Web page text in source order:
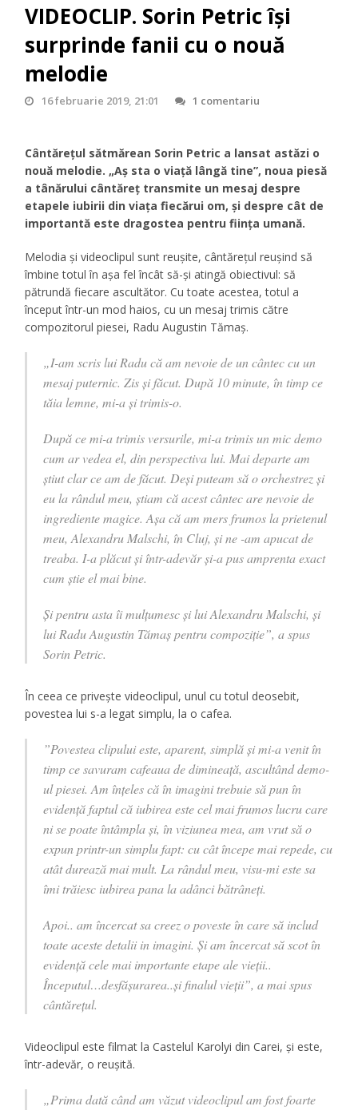
VIDEOCLIP. Sorin Petric își
surprinde fanii cu o nouă
melodie
16 februarie 2019, 21:01 1 comentariu
Cântărețul sătmărean Sorin Petric a lansat astăzi o
nouă melodie. „Aș sta o viață lângă tine”, noua piesă
a tânărului cântăreț transmite un mesaj despre
etapele iubirii din viața fiecărui om, și despre cât de
importantă este dragostea pentru ființa umană.
Melodia și videoclipul sunt reușite, cântărețul reușind să
îmbine totul în așa fel încât să-și atingă obiectivul: să
pătrundă fiecare ascultător. Cu toate acestea, totul a
început într-un mod haios, cu un mesaj trimis către
compozitorul piesei, Radu Augustin Tămaș.
„I-am scris lui Radu că am nevoie de un cântec cu un
mesaj puternic. Zis și făcut. După 10 minute, în timp ce
tăia lemne, mi-a și trimis-o.
După ce mi-a trimis versurile, mi-a trimis un mic demo
cum ar vedea el, din perspectiva lui. Mai departe am
știut clar ce am de făcut. Deși puteam să o orchestrez și
eu la rândul meu, știam că acest cântec are nevoie de
ingrediente magice. Așa că am mers frumos la prietenul
meu, Alexandru Malschi, în Cluj, și ne -am apucat de
treaba. I-a plăcut și într-adevăr și-a pus amprenta exact
cum știe el mai bine.
Și pentru asta îi mulțumesc și lui Alexandru Malschi, și
lui Radu Augustin Tămaș pentru compoziție”, a spus
Sorin Petric.
În ceea ce privește videoclipul, unul cu totul deosebit,
povestea lui s-a legat simplu, la o cafea.
”Povestea clipului este, aparent, simplă și mi-a venit în
timp ce savuram cafeaua de dimineață, ascultând demo-
ul piesei. Am înțeles că în imagini trebuie să pun în
evidență faptul că iubirea este cel mai frumos lucru care
ni se poate întâmpla și, în viziunea mea, am vrut să o
expun printr-un simplu fapt: cu cât începe mai repede, cu
atât durează mai mult. La rândul meu, visu-mi este sa
îmi trăiesc iubirea pana la adânci bătrâneți.
Apoi.. am încercat sa creez o poveste în care să includ
toate aceste detalii in imagini. Și am încercat să scot în
evidență cele mai importante etape ale vieții..
Începutul…desfășurarea..și finalul vieții”, a mai spus
cântărețul.
Videoclipul este filmat la Castelul Karolyi din Carei, și este,
într-adevăr, o reușită.
„Prima dată când am văzut videoclipul am fost foarte